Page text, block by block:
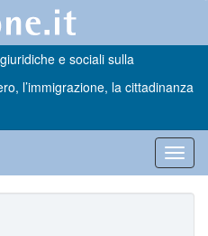
e sociali sulla
l’immigrazione, la cittadinanza